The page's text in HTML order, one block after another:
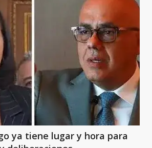
ya tiene lugar y hora para
deliberaciones